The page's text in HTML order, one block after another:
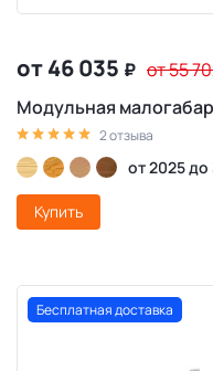
от 46 035 ₽ от 55
Модульная
2 отзыва
от 2025 до
Купить
Бесплатная доставка